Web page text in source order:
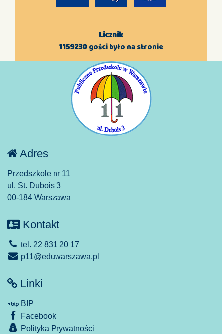
Licznik
1159230gości było na stronie
Adres
Przedszkole nr 11
ul. St. Dubois 3
00-184 Warszawa
Kontakt
tel. 22 831 20 17
p11@eduwarszawa.pl
Linki
BIP
Facebook
Polityka Prywatności